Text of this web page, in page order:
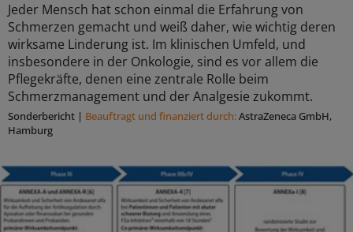
Jeder Mensch hat schon einmal die Erfahrung von
Schmerzen gemacht und weiß daher, wie wichtig deren
wirksame Linderung ist. Im klinischen Umfeld, und
insbesondere in der Onkologie, sind es vor allem die
Pflegekräfte, denen eine zentrale Rolle beim
Schmerzmanagement und der Analgesie zukommt.
Sonderbericht | Beauftragt und ﬁnanziert durch:AstraZeneca GmbH,
Hamburg